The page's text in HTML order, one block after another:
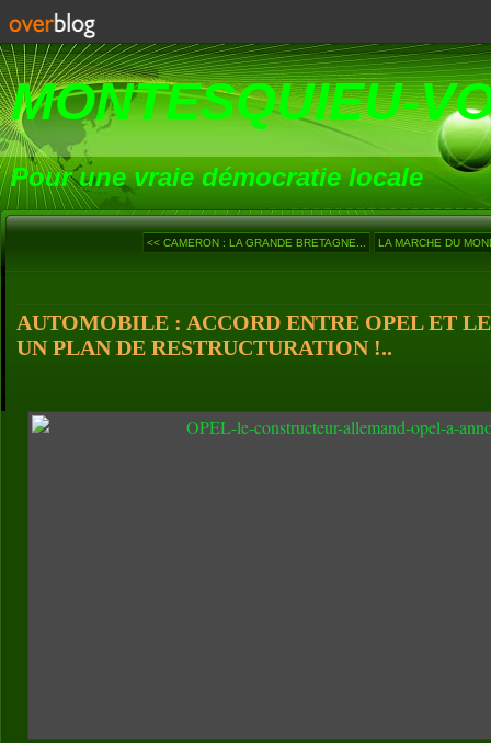
MONTESQUIEU-
Pour une vraie démocratie locale
<< CAMERON : LA GRANDE BRETAGNE... LA MARCHE DU
AUTOMOBILE : ACCORD ENTRE OPEL ET
UN PLAN DE RESTRUCTURATION !..